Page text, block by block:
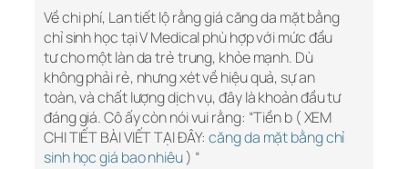
Về chi phí, Lan tiết lộ rằng giá căng da mặt bằng
chỉ sinh học tại V Medical phù hợp với mức đầu
tư cho một làn da trẻ trung, khỏe mạnh. Dù
không phải rẻ, nhưng xét về hiệu quả, sự an
toàn, và chất lượng dịch vụ, đây là khoản đầu tư
đáng giá. Cô ấy còn nói vui rằng: “Tiền b ( XEM
CHI TIẾT BÀI VIẾT TẠI ĐÂY:căng da mặt bằng chỉ
sinh học giá bao nhiêu) “